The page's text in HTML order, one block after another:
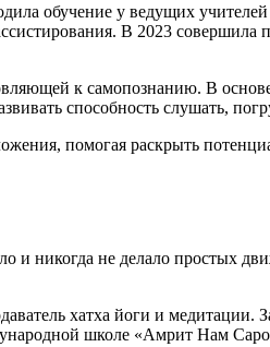
обучение у ведущих
В 2023
к самопознанию. В
способность слушать,
помогая раскрыть
и никогда не делало простых
хатха йоги и медитации.
школе «Амрит Нам